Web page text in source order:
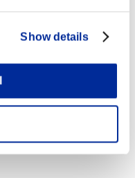
Show details